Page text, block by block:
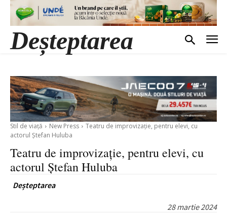
Deșteptarea
Stil de viață New Press
Teatru de improvizație, pentru elevi, cu
actorul Ștefan Huluba
Teatru de improvizație, pentru elevi, cu
actorul Ștefan Huluba
Deșteptarea
28 martie 2024